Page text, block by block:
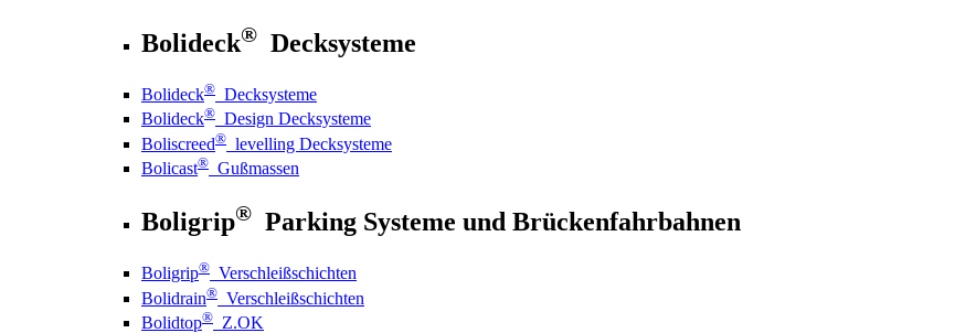
Bolideck® Decksysteme
Bolideck® Decksysteme
Bolideck® Design Decksysteme
Boliscreed® levelling Decksysteme
Bolicast® Gußmassen
Boligrip® Parking Systeme und Brückenfahrbahnen
Boligrip® Verschleißschichten
Bolidrain® Verschleißschichten
Bolidtop® Z.OK